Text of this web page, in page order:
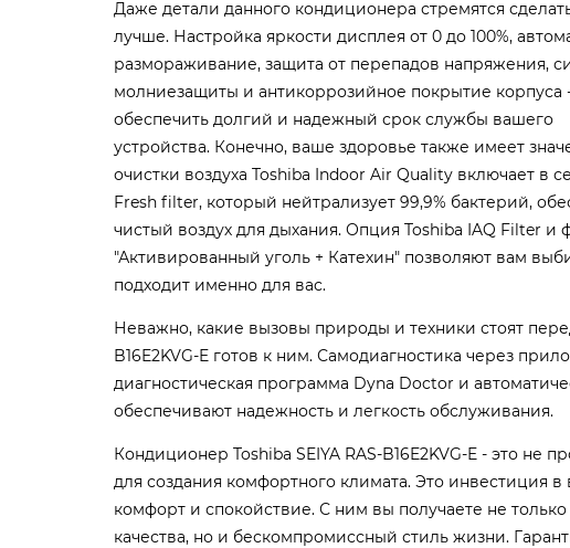
Даже детали данного кондиционера стремятся
лучше. Настройка яркости дисплея от 0 до 100%,
размораживание, защита от перепадов напряжения,
молниезащиты и антикоррозийное покрытие корпуса
обеспечить долгий и надежный срок службы вашего
устройства. Конечно, ваше здоровье также имеет
очистки воздуха Toshiba Indoor Air Quality включает в
Fresh filter, который нейтрализует 99,9% бактерий,
чистый воздух для дыхания. Опция Toshiba IAQ Filter и
"Активированный уголь + Катехин" позволяют вам
подходит именно для вас.
Неважно, какие вызовы природы и техники стоят
B16E2KVG-E готов к ним. Самодиагностика через
диагностическая программа Dyna Doctor и
обеспечивают надежность и легкость обслуживания.
Кондиционер Toshiba SEIYA RAS-B16E2KVG-E - это не
для создания комфортного климата. Это инвестиция
комфорт и спокойствие. С ним вы получаете не
качества, но и бескомпромиссный стиль жизни.